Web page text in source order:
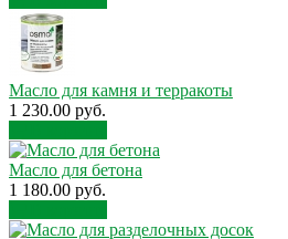
Масло для камня и терракоты
1 230.00 руб.
Масло для бетона
1 180.00 руб.